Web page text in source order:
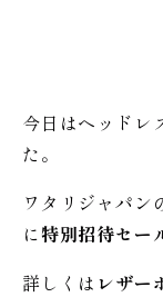
今日はヘッドレ
た。
ワタリジャパン
に特別招待セー
詳しくは レザー